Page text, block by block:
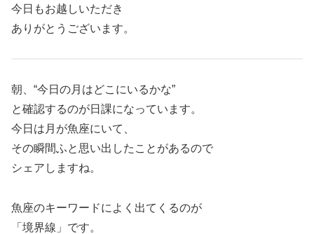
今日もお越しいただき
ありがとうございます。
朝、“今日の月はどこにいるかな”
と確認するのが日課になっています。
今日は月が魚座にいて、
その瞬間ふと思い出したことがあるので
シェアしますね。
魚座のキーワードによく出てくるのが
「境界線」です。